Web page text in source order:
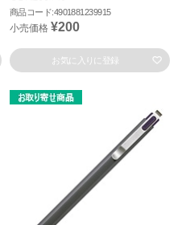
商品コード:4901881239915
小売価格 ¥200
お気に入りに登録